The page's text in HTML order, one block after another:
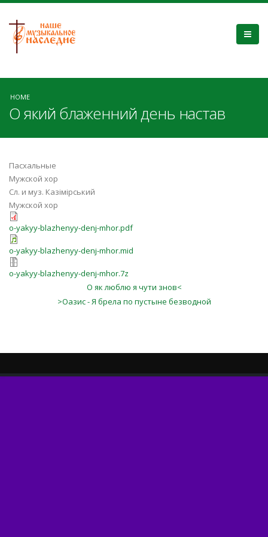
HOME
О який блаженний день настав
Пасхальные
Мужской хор
Сл. и муз. Казімірський
Мужской хор
o-yakyy-blazhenyy-denj-mhor.pdf
o-yakyy-blazhenyy-denj-mhor.mid
o-yakyy-blazhenyy-denj-mhor.7z
О як люблю я чути знов<
>Оазис - Я брела по пустыне безводной